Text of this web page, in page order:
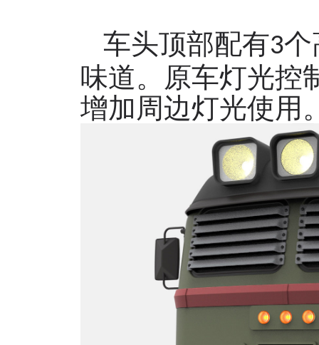
车头顶部配有3个
味道。原车灯光控
增加周边灯光使用